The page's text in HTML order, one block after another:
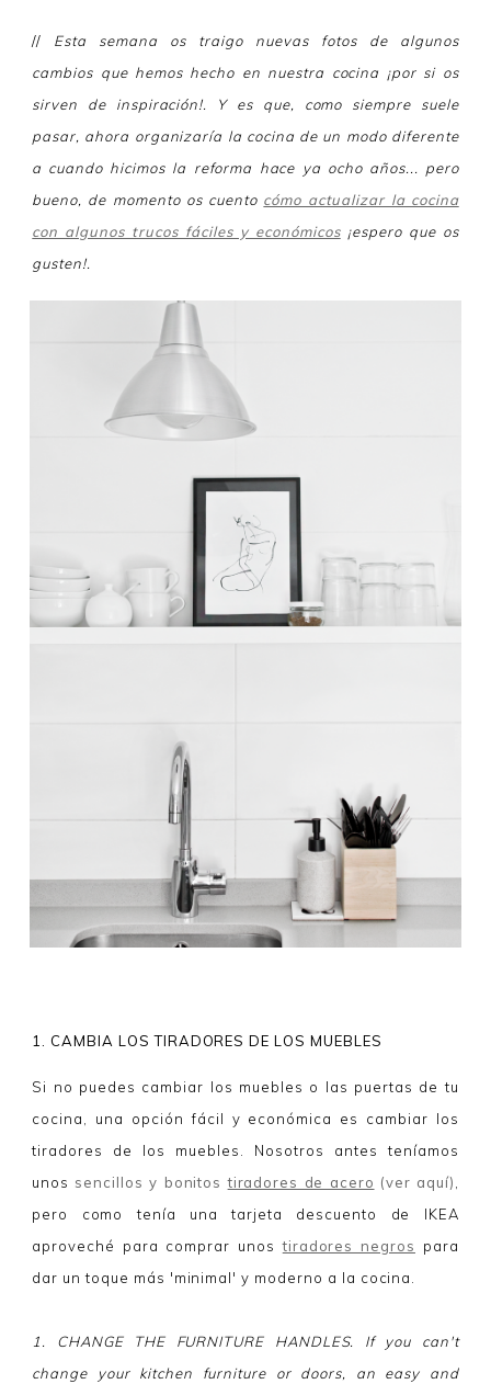
// Esta semana os traigo nuevas fotos de algunos
cambios que hemos hecho en nuestra cocina ¡por si os
sirven de inspiración!. Y es que, como siempre suele
pasar, ahora organizaría la cocina de un modo diferente
a cuando hicimos la reforma hace ya ocho años... pero
bueno, de momento os cuento cómo actualizar la cocina
con algunos trucos fáciles y económicos¡espero que os
gusten!.
1. CAMBIA LOS TIRADORES DE LOS MUEBLES
Si no puedes cambiar los muebles o las puertas de tu
cocina, una opción fácil y económica es cambiar los
tiradores de los muebles. Nosotros antes teníamos
unos sencillos y bonitostiradores de acero (ver aquí)
pero como tenía una tarjeta descuento de IKEA
aproveché para comprar unostiradores negros
para
dar un toque más 'minimal' y moderno a la cocina.
1. CHANGE THE FURNITURE HANDLES. If you can't
change your kitchen furniture or doors, an easy and